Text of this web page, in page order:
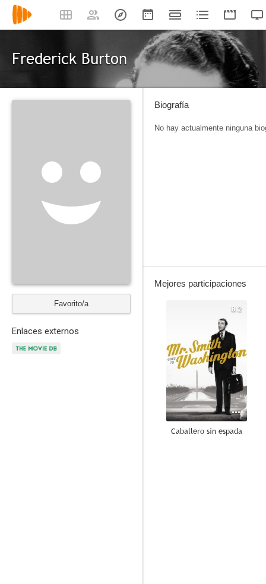
Frederick Burton
Favorito/a
Enlaces externos
Biografía
No hay actualmente ninguna
Mejores participaciones
8.2
Caballero sin espada